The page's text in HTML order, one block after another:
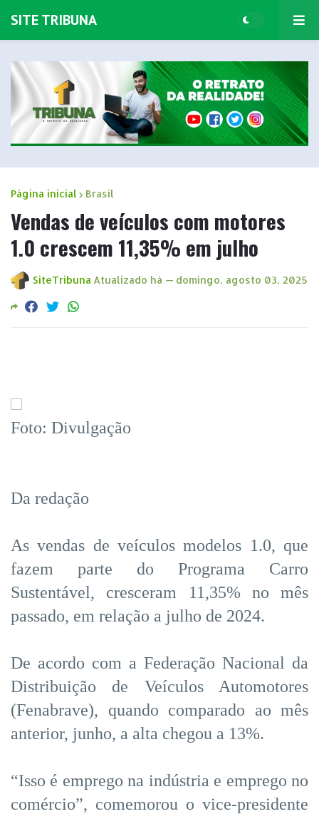
SITE TRIBUNA
Página inicial Brasil
Vendas de veículos com motores
1.0 crescem 11,35% em julho
SiteTribuna Atualizado há — domingo, agosto 03, 2025
Foto: Divulgação
Da redação
As vendas de veículos modelos 1.0, que
fazem parte do Programa Carro
Sustentável, cresceram 11,35% no mês
passado, em relação a julho de 2024.
De acordo com a Federação Nacional da
Distribuição de Veículos Automotores
(Fenabrave), quando comparado ao mês
anterior, junho, a alta chegou a 13%.
“Isso é emprego na indústria e emprego no
comércio”, comemorou o vice-presidente